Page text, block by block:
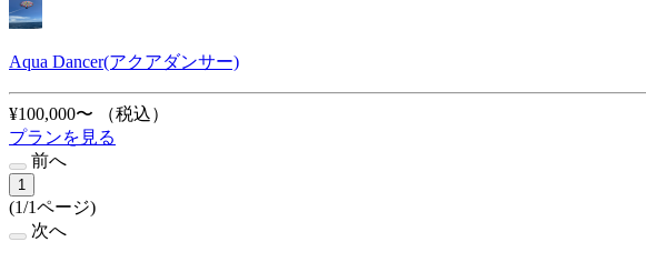
Aqua Dancer(アクアダンサー)
¥100,000〜
（税込）
プランを見る
前へ
1
(1/1ページ)
次へ